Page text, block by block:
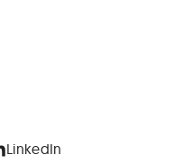
LinkedIn